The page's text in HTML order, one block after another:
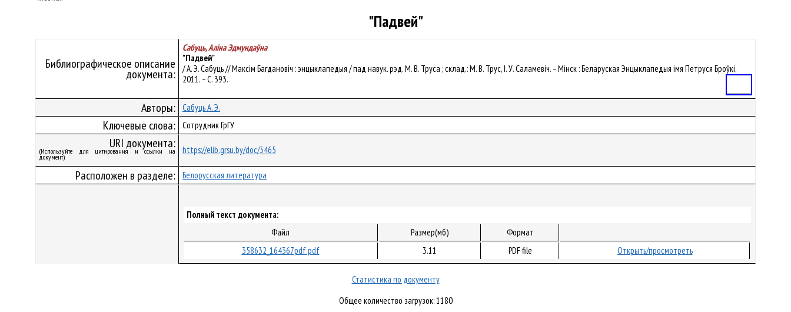
"Падвей"
Библиографическое описание
документа:
Сабуць, Аліна Эдмундаўна
"Падвей"
/ А. Э. Сабуць // Максім Багдановіч : энцыклапедыя / пад навук. рэд. М. В. Труса ; склад.: М. В. Трус, І. У. Саламевіч. – Мінск : Беларуская Энцыклапедыя імя Петруся Броўкі,
2011. – С. 393.
Авторы: Сабуць А. Э.
Ключевые слова: Сотрудник ГрГУ
URI документа:
(Используйте для цитирования и ссылки на
документ)
https://elib.grsu.by/doc/3465
Расположен в разделе: Белорусская литература
Полный текст документа:
Файл
Размер(мб)
Формат
358632_164367pdf.pdf
3.11 PDF file Открыть/просмотреть
Статистика по документу
Общее количество загрузок: 1180